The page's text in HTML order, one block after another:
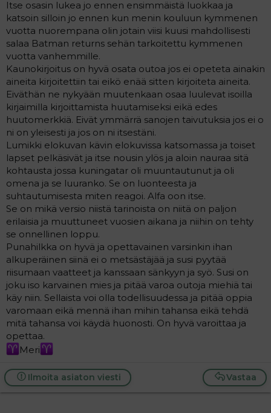
Itse osasin lukea jo ennen ensimmäistä luokkaa ja
katsoin silloin jo ennen kun menin kouluun kymmenen
vuotta nuorempana olin jotain viisi kuusi mahdollisesti
salaa Batman returns sehän tarkoitettu kymmenen
vuotta vanhemmille.
Kaunokirjoitus on hyvä osata outoa jos ei opeteta ainakin
aineita kirjoitettiin tai eikö enää sitten kirjoiteta aineita.
Eiväthän ne nykyään muutenkaan osaa luulevat isoilla
kirjaimilla kirjoittamista huutamiseksi eikä edes
huutomerkkiä. Eivät ymmärrä sanojen taivutuksia jos ei o
ni on yleisesti ja jos on ni itsestäni.
Lumikki elokuvan kävin elokuvissa katsomassa ja toiset
lapset pelkäsivät ja itse nousin ylös ja aloin nauraa sitä
kohtausta jossa kuningatar oli muuntautunut ja oli
omena ja se luuranko. Se on luonteesta ja
suhtautumisesta miten reagoi. Alfa oon itse.
Se on mikä versio niistä tarinoista on niitä on paljon
erilaisia ja muuttuneet vuosien aikana ja niihin on tehty
se onnellinen loppu.
Punahilkka on hyvä ja opettavainen varsinkin ihan
alkuperäinen siinä ei o metsästäjää ja susi pyytää
riisumaan vaatteet ja kanssaan sänkyyn ja syö. Susi on
joku iso karvainen mies ja pitää varoa outoja miehiä tai
käy niin. Sellaista voi olla todellisuudessa ja pitää oppia
varomaan eikä mennä ihan mihin tahansa eikä tehdä
mitä tahansa voi käydä huonosti. On hyvä varoittaa ja
opettaa.
Meri
Vastaa
Ilmoita asiaton viesti